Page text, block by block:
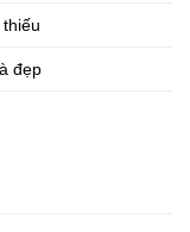
đẹp